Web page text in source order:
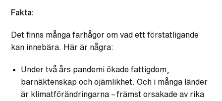
Fakta:
Det finns många farhågor om vad ett förstatligande
kan innebära. Här är några:
Under två års pandemi ökade fattigdom,
barnäktenskap och ojämlikhet. Och i många länder
är klimatförändringarna – främst orsakade av rika